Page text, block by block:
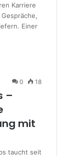
Karriere
Einer
0 18
–
mit
taucht seit